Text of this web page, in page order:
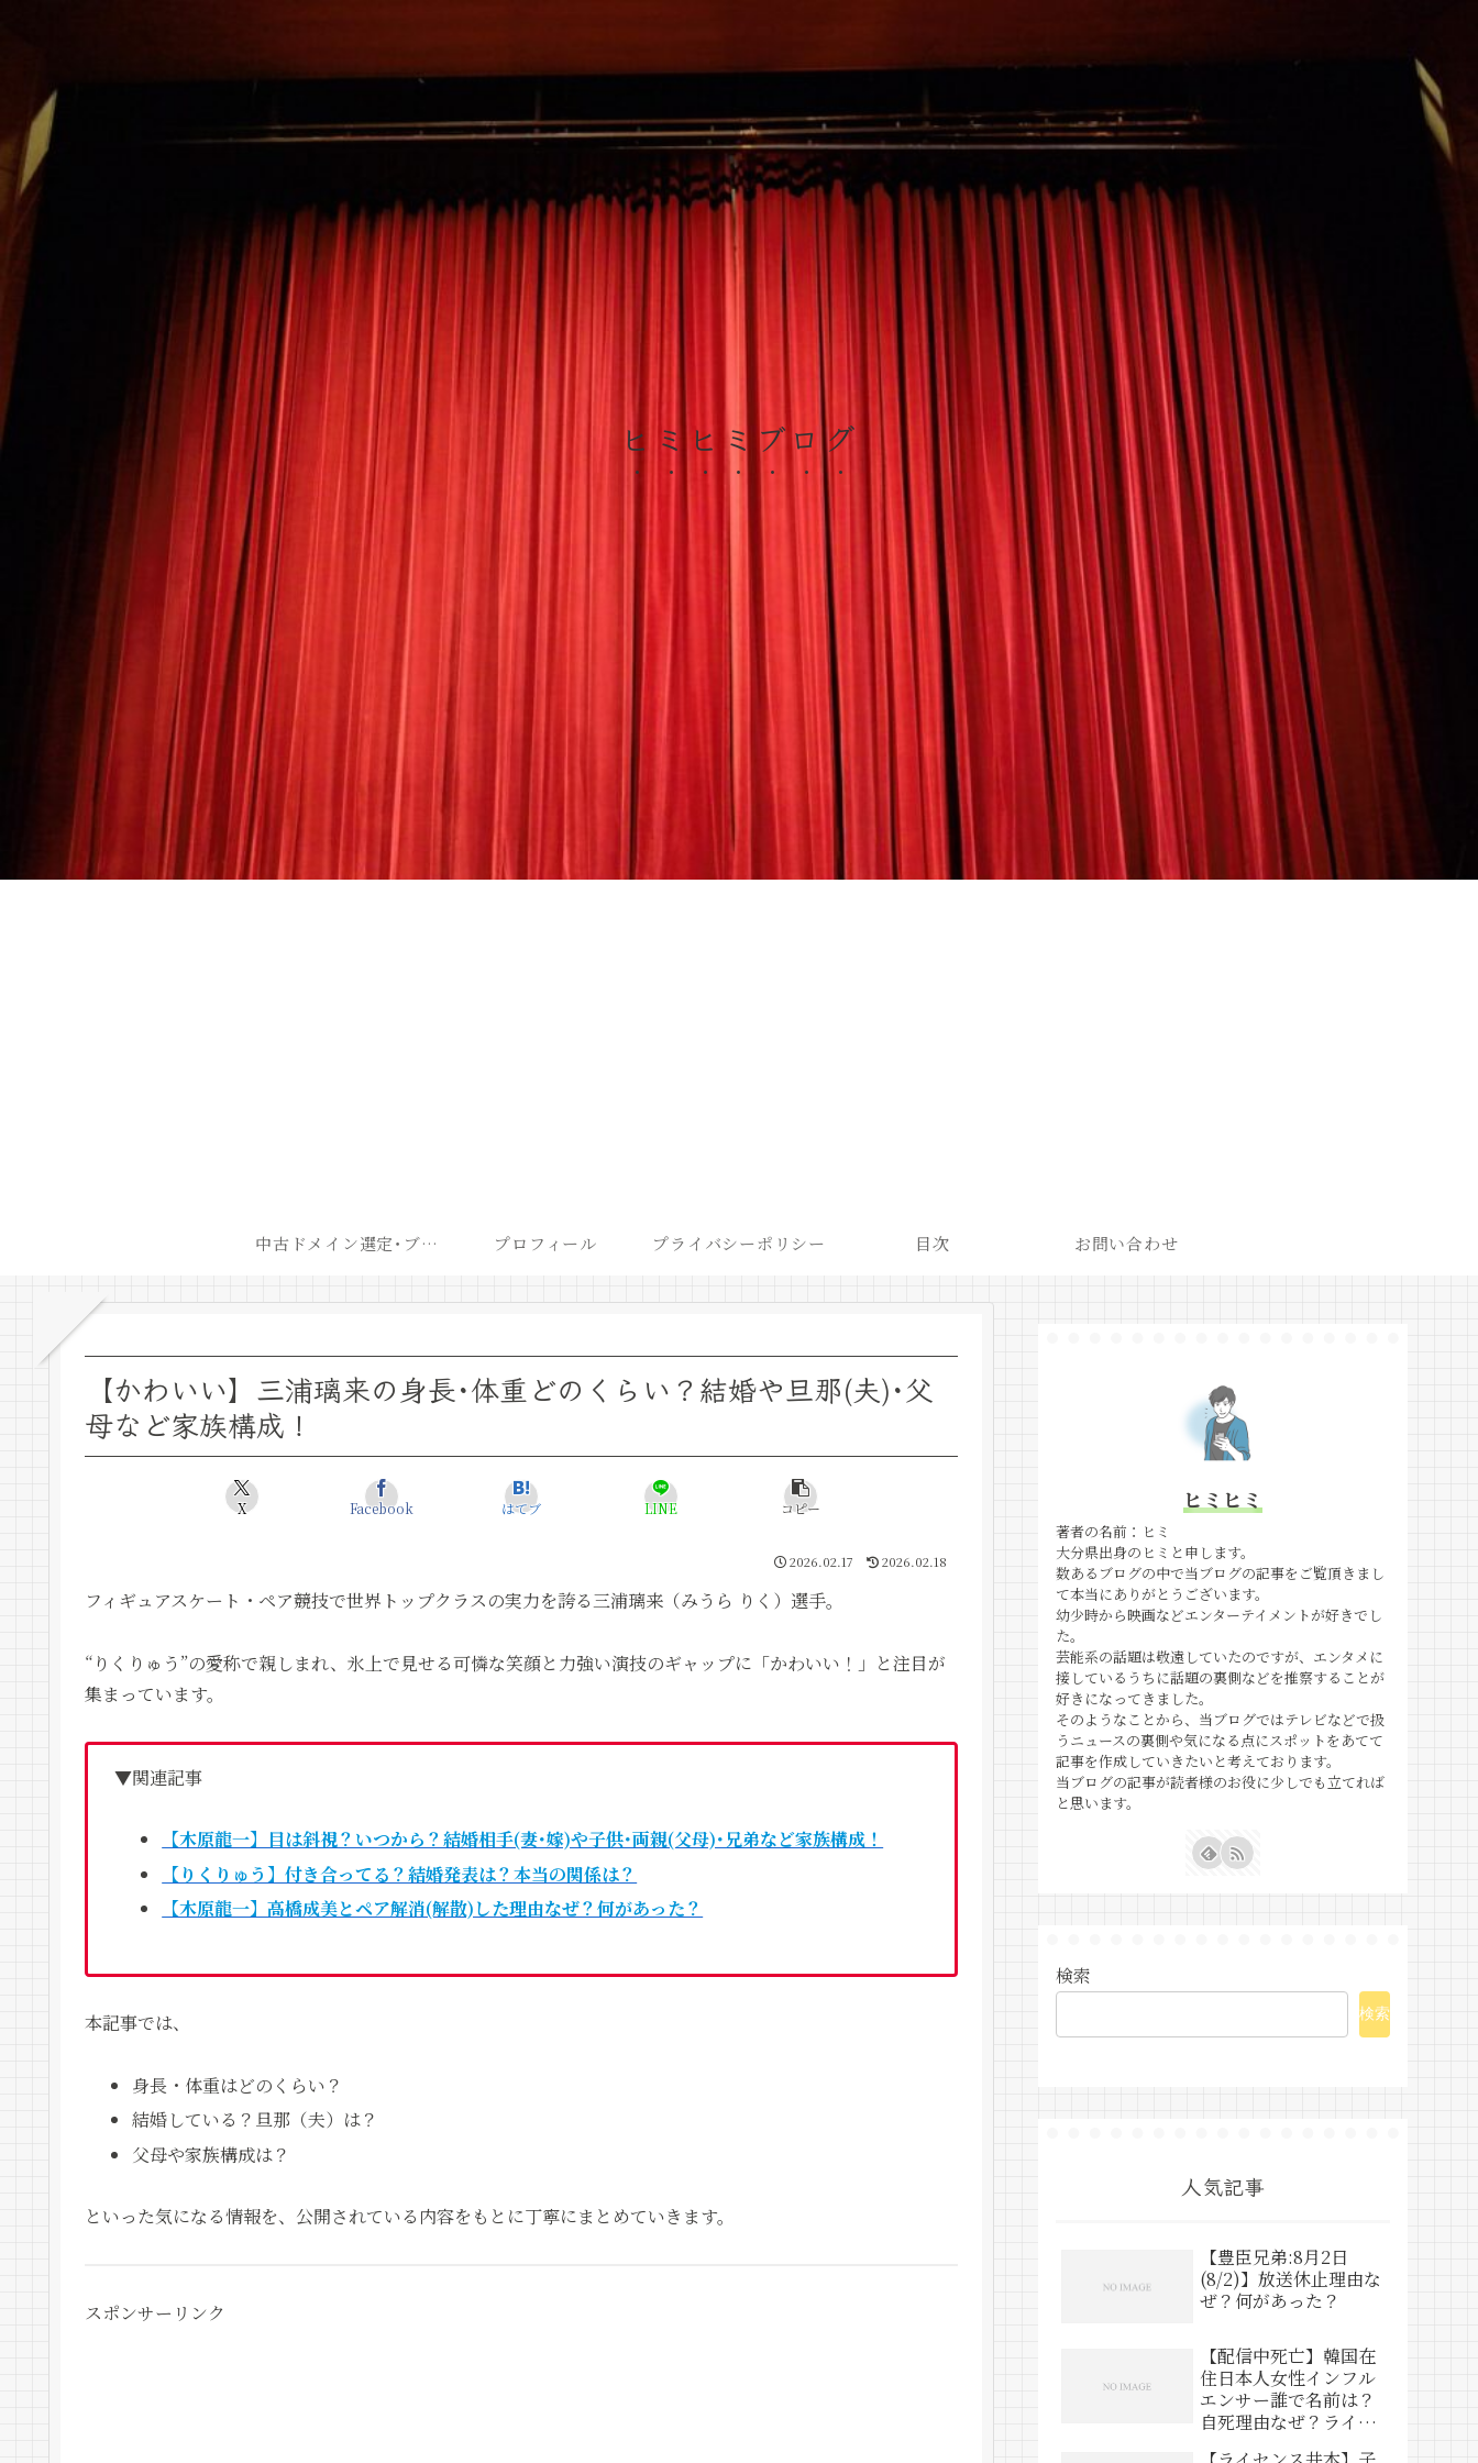
ヒミヒミブログ
中古ドメイン選定･ブログ開設後最短での収益化戦略 プロフィール プライバシーポリシー 目次 お問い合わせ
【かわいい】三浦璃来の身長･体重どのくらい？結婚や旦那(夫)･父
母など家族構成！
X Facebook はてブ LINE コピー
2026.02.17 2026.02.18
フィギュアスケート・ペア競技で世界トップクラスの実力を誇る三浦璃来（みうら りく）選手。
“りくりゅう”の愛称で親しまれ、氷上で見せる可憐な笑顔と力強い演技のギャップに「かわいい！」と注目が
集まっています。
▼関連記事
【木原龍一】目は斜視？いつから？結婚相手(妻･嫁)や子供･両親(父母)･兄弟など家族構成！
【りくりゅう】付き合ってる？結婚発表は？本当の関係は？
【木原龍一】高橋成美とペア解消(解散)した理由なぜ？何があった？
本記事では、
身長・体重はどのくらい？
結婚している？旦那（夫）は？
父母や家族構成は？
といった気になる情報を、公開されている内容をもとに丁寧にまとめていきます。
スポンサーリンク
ヒミヒミ
著者の名前：ヒミ
大分県出身のヒミと申します。
数あるブログの中で当ブログの記事をご覧頂きまし
て本当にありがとうございます。
幼少時から映画などエンターテイメントが好きでし
た。
芸能系の話題は敬遠していたのですが、エンタメに
接しているうちに話題の裏側などを推察することが
好きになってきました。
そのようなことから、当ブログではテレビなどで扱
うニュースの裏側や気になる点にスポットをあてて
記事を作成していきたいと考えております。
当ブログの記事が読者様のお役に少しでも立てれば
と思います。
検索
検索
人気記事
【豊臣兄弟:8月2日
(8/2)】放送休止理由な
ぜ？何があった？
【配信中死亡】韓国在
住日本人女性インフル
エンサー誰で名前は？
自死理由なぜ？ライブ